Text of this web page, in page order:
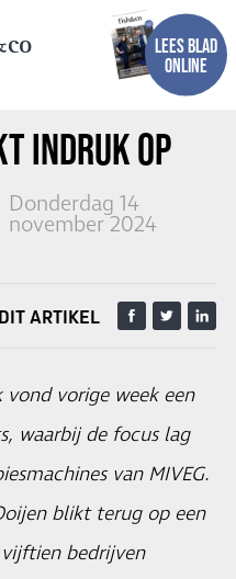
LEES BLAD
ONLINE
INDRUK OP
Donderdag 14
november 2024
ARTIKEL
vond vorige week een
waarbij de focus lag
van MIVEG.
blikt terug op een
vijftien bedrijven